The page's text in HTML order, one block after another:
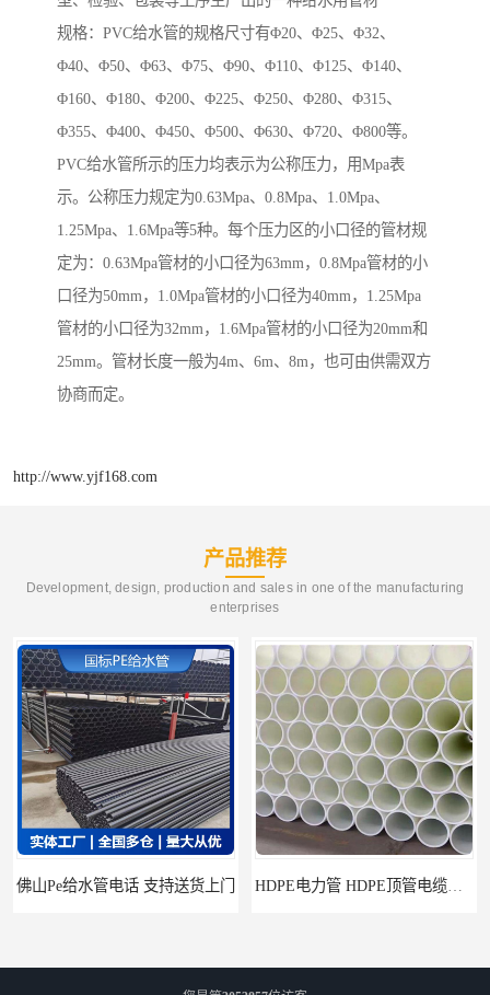
规格：PVC给水管的规格尺寸有Φ20、Φ25、Φ32、
Φ40、Φ50、Φ63、Φ75、Φ90、Φ110、Φ125、Φ140、
Φ160、Φ180、Φ200、Φ225、Φ250、Φ280、Φ315、
Φ355、Φ400、Φ450、Φ500、Φ630、Φ720、Φ800等。
PVC给水管所示的压力均表示为公称压力，用Mpa表
示。公称压力规定为0.63Mpa、0.8Mpa、1.0Mpa、
1.25Mpa、1.6Mpa等5种。每个压力区的小口径的管材规
定为：0.63Mpa管材的小口径为63mm，0.8Mpa管材的小
口径为50mm，1.0Mpa管材的小口径为40mm，1.25Mpa
管材的小口径为32mm，1.6Mpa管材的小口径为20mm和
25mm。管材长度一般为4m、6m、8m，也可由供需双方
协商而定。
http://www.yjf168.com
产品推荐
Development, design, production and sales in one of the manufacturing
enterprises
佛山Pe给水管电话 支持送货上门